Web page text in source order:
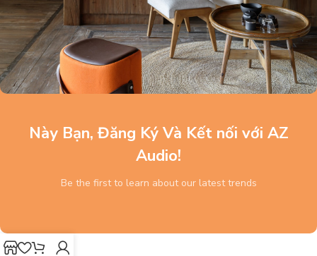
Này Bạn, Đăng Ký Và Kết nối với AZ
Audio!
Be the first to learn about our latest trends